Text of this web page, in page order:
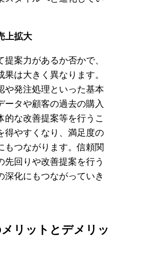
上拡大
案力があるか否かで、
は大きく異なります。
や発注処理といった基本
ータや顧客の過去の購入
的な改善提案等を行うこ
得やすくなり、満足度の
もつながります。信頼関
先回りや改善提案を行う
深化にもつながっていき
リットとデメリッ